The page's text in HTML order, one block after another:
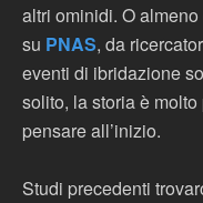
altri ominidi. O
su PNAS, da
eventi di ibridazione
solito, la storia è
pensare all’inizio.
Studi precedenti